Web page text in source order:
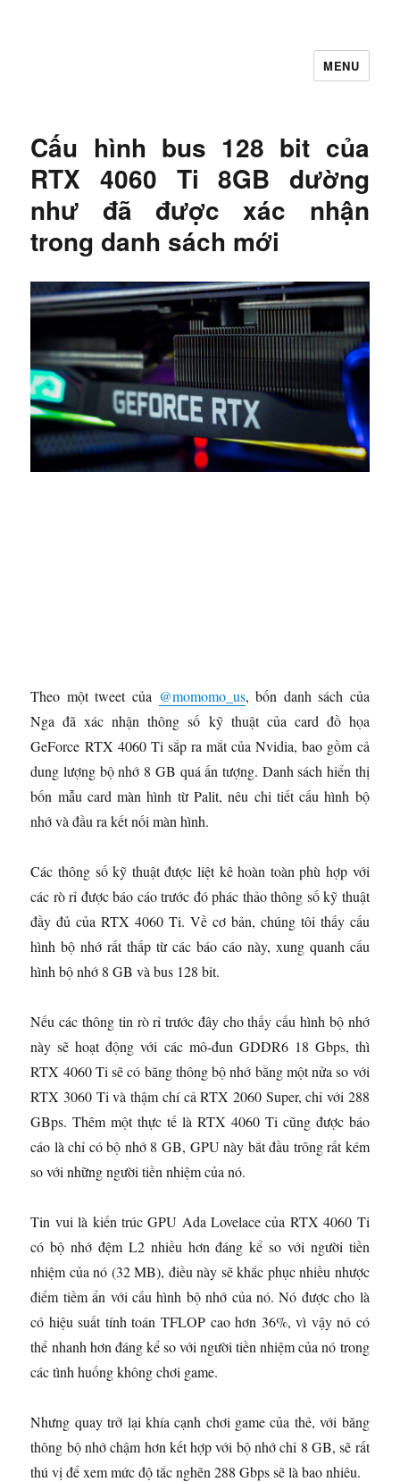
MENU
Cấu hình bus 128 bit của
RTX 4060 Ti 8GB dường
như đã được xác nhận
trong danh sách mới
Theo một tweet của @momomo_us, bốn danh sách của
Nga đã xác nhận thông số kỹ thuật của card đồ họa
GeForce RTX 4060 Ti sắp ra mắt của Nvidia, bao gồm cả
dung lượng bộ nhớ 8 GB quá ấn tượng. Danh sách hiển thị
bốn mẫu card màn hình từ Palit, nêu chi tiết cấu hình bộ
nhớ và đầu ra kết nối màn hình.
Các thông số kỹ thuật được liệt kê hoàn toàn phù hợp với
các rò rỉ được báo cáo trước đó phác thảo thông số kỹ thuật
đầy đủ của RTX 4060 Ti. Về cơ bản, chúng tôi thấy cấu
hình bộ nhớ rất thấp từ các báo cáo này, xung quanh cấu
hình bộ nhớ 8 GB và bus 128 bit.
Nếu các thông tin rò rỉ trước đây cho thấy cấu hình bộ nhớ
này sẽ hoạt động với các mô-đun GDDR6 18 Gbps, thì
RTX 4060 Ti sẽ có băng thông bộ nhớ bằng một nửa so với
RTX 3060 Ti và thậm chí cả RTX 2060 Super, chỉ với 288
GBps. Thêm một thực tế là RTX 4060 Ti cũng được báo
cáo là chỉ có bộ nhớ 8 GB, GPU này bắt đầu trông rất kém
so với những người tiền nhiệm của nó.
Tin vui là kiến ​​trúc GPU Ada Lovelace của RTX 4060 Ti
có bộ nhớ đệm L2 nhiều hơn đáng kể so với người tiền
nhiệm của nó (32 MB), điều này sẽ khắc phục nhiều nhược
điểm tiềm ẩn với cấu hình bộ nhớ của nó. Nó được cho là
có hiệu suất tính toán TFLOP cao hơn 36%, vì vậy nó có
thể nhanh hơn đáng kể so với người tiền nhiệm của nó trong
các tình huống không chơi game.
Nhưng quay trở lại khía cạnh chơi game của thẻ, với băng
thông bộ nhớ chậm hơn kết hợp với bộ nhớ chỉ 8 GB, sẽ rất
thú vị để xem mức độ tắc nghẽn 288 Gbps sẽ là bao nhiêu.